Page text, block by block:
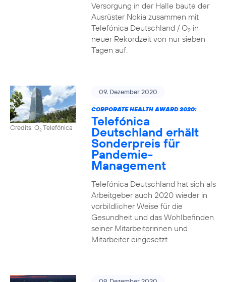
Versorgung in der Halle baute der
Ausrüster Nokia zusammen mit
Telefónica Deutschland / O2in
neuer Rekordzeit von nur sieben
Tagen auf.
Credits: O2Telefónica
09. Dezember 2020
CORPORATE HEALTH AWARD 2020:
Telefónica
Deutschland erhält
Sonderpreis für
Pandemie-
Management
Telefónica Deutschland hat sich als
Arbeitgeber auch 2020 wieder in
vorbildlicher Weise für die
Gesundheit und das Wohlbefinden
seiner Mitarbeiterinnen und
Mitarbeiter eingesetzt.